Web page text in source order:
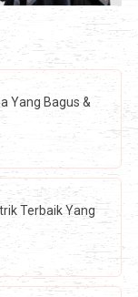
Yang Bagus &
Terbaik Yang